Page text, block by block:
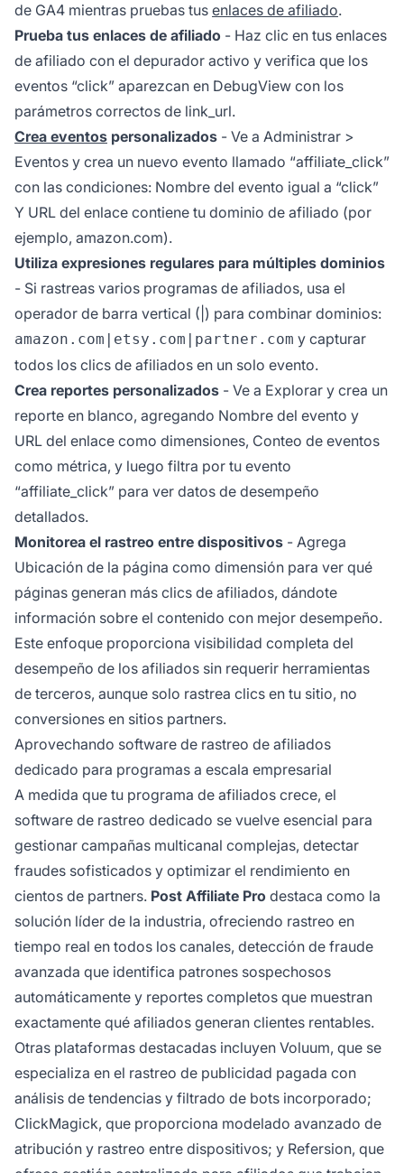
de GA4 mientras pruebas tus enlaces de afiliado.
Prueba tus enlaces de afiliado - Haz clic en tus enlaces
de afiliado con el depurador activo y verifica que los
eventos “click” aparezcan en DebugView con los
parámetros correctos de link_url.
Crea eventos personalizados - Ve a Administrar >
Eventos y crea un nuevo evento llamado “affiliate_click”
con las condiciones: Nombre del evento igual a “click”
Y URL del enlace contiene tu dominio de afiliado (por
ejemplo, amazon.com).
Utiliza expresiones regulares para múltiples dominios
- Si rastreas varios programas de afiliados, usa el
operador de barra vertical (|) para combinar dominios:
amazon.com|etsy.com|partner.com y capturar
todos los clics de afiliados en un solo evento.
Crea reportes personalizados - Ve a Explorar y crea un
reporte en blanco, agregando Nombre del evento y
URL del enlace como dimensiones, Conteo de eventos
como métrica, y luego filtra por tu evento
“affiliate_click” para ver datos de desempeño
detallados.
Monitorea el rastreo entre dispositivos - Agrega
Ubicación de la página como dimensión para ver qué
páginas generan más clics de afiliados, dándote
información sobre el contenido con mejor desempeño.
Este enfoque proporciona visibilidad completa del
desempeño de los afiliados sin requerir herramientas
de terceros, aunque solo rastrea clics en tu sitio, no
conversiones en sitios partners.
Aprovechando software de rastreo de afiliados
dedicado para programas a escala empresarial
A medida que tu programa de afiliados crece, el
software de rastreo dedicado se vuelve esencial para
gestionar campañas multicanal complejas, detectar
fraudes sofisticados y optimizar el rendimiento en
cientos de partners. Post Affiliate Pro destaca como la
solución líder de la industria, ofreciendo rastreo en
tiempo real en todos los canales, detección de fraude
avanzada que identifica patrones sospechosos
automáticamente y reportes completos que muestran
exactamente qué afiliados generan clientes rentables.
Otras plataformas destacadas incluyen Voluum, que se
especializa en el rastreo de publicidad pagada con
análisis de tendencias y filtrado de bots incorporado;
ClickMagick, que proporciona modelado avanzado de
atribución y rastreo entre dispositivos; y Refersion, que